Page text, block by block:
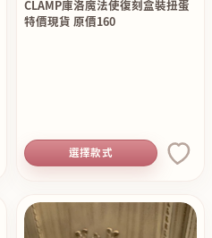
CLAMP庫洛魔法使復刻盒裝扭蛋
特價現貨 原價160
選擇款式